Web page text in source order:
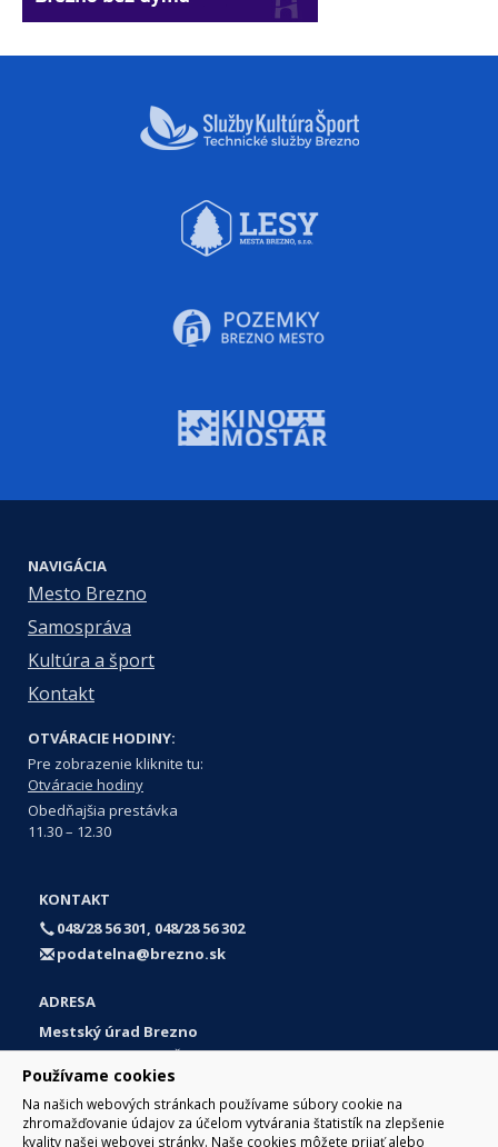
Používame cookies
Na našich webových stránkach používame súbory cookie na
zhromažďovanie údajov za účelom vytvárania štatistík na zlepšenie
kvality našej webovej stránky. Naše cookies môžete prijať alebo
NAVIGÁCIA
Mesto Brezno
Samospráva
Kultúra a šport
Kontakt
OTVÁRACIE HODINY:
Pre zobrazenie kliknite tu:
Otváracie hodiny
Obedňajšia prestávka
11.30 – 12.30
KONTAKT
048/28 56 301, 048/28 56 302
podatelna@brezno.sk
ADRESA
Mestský úrad Brezno
Námestie gen. M. R. Štefánika 1
977 01 Brezno
Slovakia (Slovak Republic)